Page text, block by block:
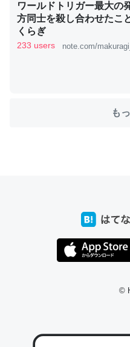
位置情報を共有してる。電
これ見て生きてるなって分
─たまにLINEするくらいだった
コミュニケーションが劇的に変
たいなのでネット環境作
ワールドトリガー最大の
方同士を殺し合わせたこ
くらぎ
233 users note.com/
も
©